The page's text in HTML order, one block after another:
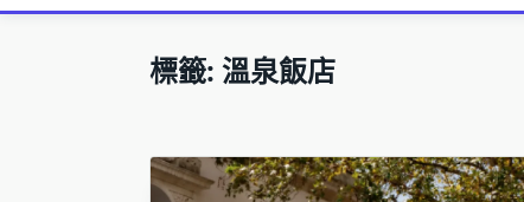
標籤: 溫泉飯店